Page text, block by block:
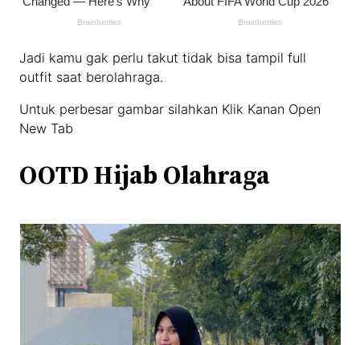
Jadi kamu gak perlu takut tidak bisa tampil full
outfit saat berolahraga.
Untuk perbesar gambar silahkan Klik Kanan Open
New Tab
OOTD Hijab Olahraga